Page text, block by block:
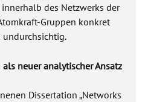
des Netzwerks der
Gruppen konkret
neuer analytischer Ansatz
Dissertation „Networks